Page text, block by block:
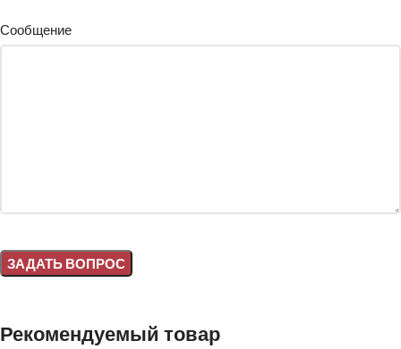
Сообщение
Рекомендуемый товар